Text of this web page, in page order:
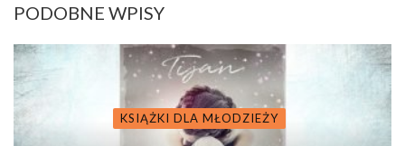
PODOBNE WPISY
KSIĄŻKI DLA MŁODZIEŻY